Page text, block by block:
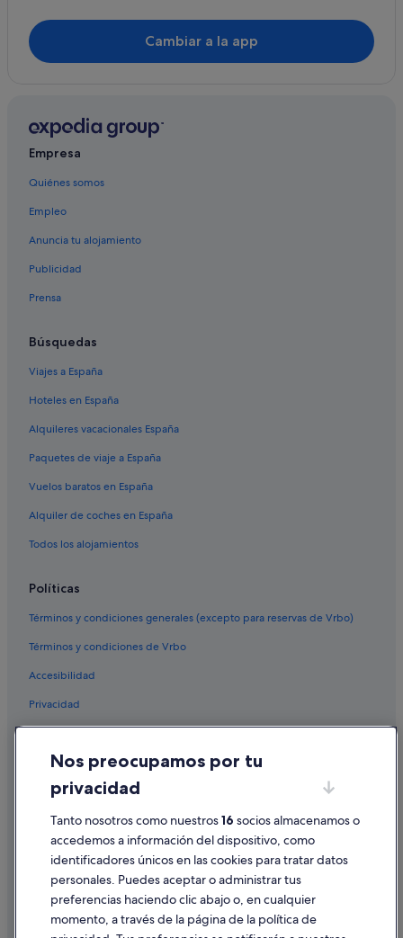
Hoteles de negocios en Murcia
Palacios en Murcia
Hoteles de lujo en Murcia
Hoteles con casino en Murcia
Hoteles LGTBQIA en Murcia
Ranchos en Murcia
Hoteles cerca de Plaza Ceballos
Cambiar a la app
Empresa
Quiénes somos
Empleo
Anuncia tu alojamiento
Publicidad
Prensa
Búsquedas
Viajes a España
Hoteles en España
Alquileres vacacionales España
Paquetes de viaje a España
Vuelos baratos en España
Alquiler de coches en España
Todos los alojamientos
Políticas
Términos y condiciones generales (excepto para reservas de Vrbo)
Términos y condiciones de Vrbo
Accesibilidad
Privacidad
Condiciones de uso
Información legal/contacto
Pautas sobre el contenido y cómo denunciar contenido
Ayuda
Cancelar un vuelo
Nos preocupamos por tu
privacidad
Tanto nosotros como nuestros16 socios almacenamos o
accedemos a información del dispositivo, como
identificadores únicos en las cookies para tratar datos
personales. Puedes aceptar o administrar tus
preferencias haciendo clic abajo o, en cualquier
momento, a través de la página de la política de